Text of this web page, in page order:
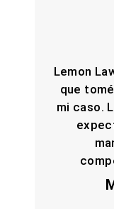
Lemon
que
mi caso.